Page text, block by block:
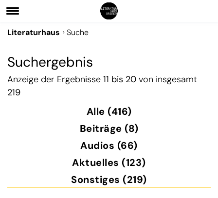
Literaturhaus Suche
Suchergebnis
Anzeige der Ergebnisse 11 bis 20 von insgesamt
219
Alle (416)
Beiträge (8)
Audios (66)
Aktuelles (123)
Sonstiges (219)